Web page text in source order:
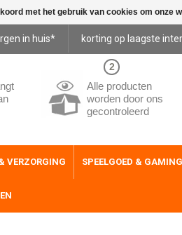
in huis* korting op laagste
2
Alle producten
worden door ons
gecontroleerd
VERZORGING SPEELGOED & GAMING
met het gebruik van cookies om onze